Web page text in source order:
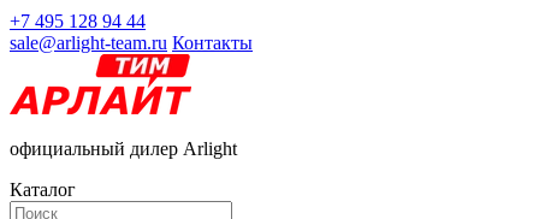
+7 495 128 94 44
sale@arlight-team.ru Контакты
официальный дилер Arlight
Каталог